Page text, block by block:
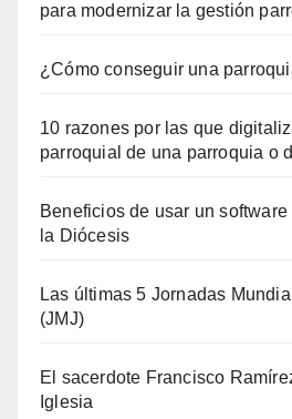
para modernizar la gestión
¿Cómo conseguir una
10 razones por las que
parroquial de una parroquia o
Beneficios de usar un
la Diócesis
Las últimas 5 Jornadas
(JMJ)
El sacerdote Francisco
Iglesia